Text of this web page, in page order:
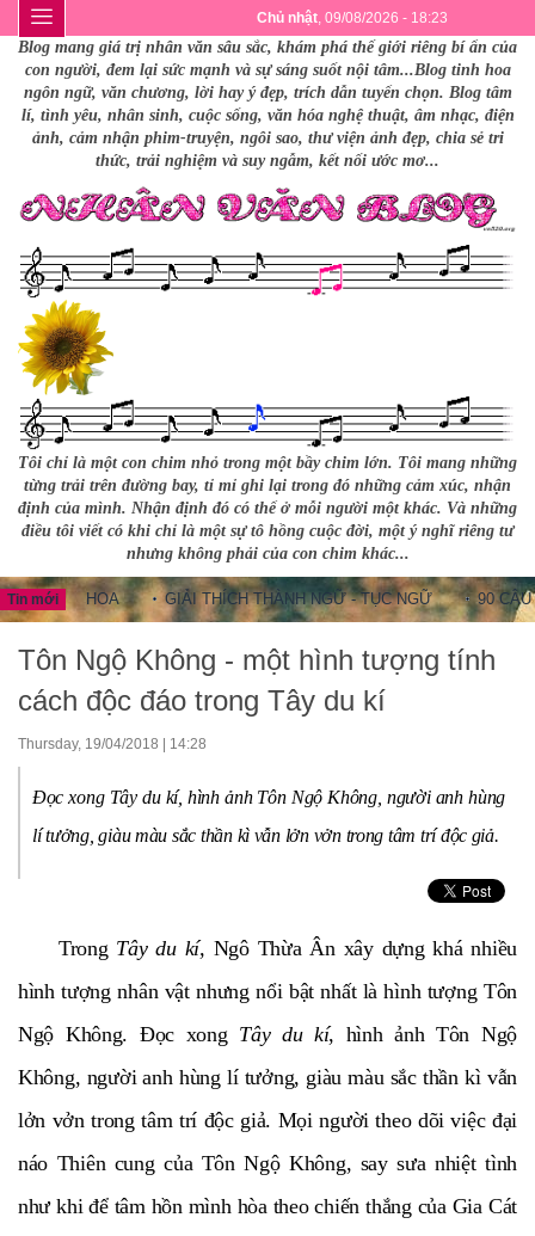
Chủ nhật, 09/08/2026 - 18:23
Blog mang giá trị nhân văn sâu sắc, khám phá thế giới riêng bí ẩn của
con người, đem lại sức mạnh và sự sáng suốt nội tâm...Blog tinh hoa
ngôn ngữ, văn chương, lời hay ý đẹp, trích dẫn tuyển chọn. Blog tâm
lí, tình yêu, nhân sinh, cuộc sống, văn hóa nghệ thuật, âm nhạc, điện
ảnh, cảm nhận phim-truyện, ngôi sao, thư viện ảnh đẹp, chia sẻ tri
thức, trải nghiệm và suy ngẫm, kết nối ước mơ...
Tôi chỉ là một con chim nhỏ trong một bầy chim lớn. Tôi mang những
từng trải trên đường bay, tỉ mỉ ghi lại trong đó những cảm xúc, nhận
định của mình. Nhận định đó có thể ở mỗi người một khác. Và những
điều tôi viết có khi chỉ là một sự tô hồng cuộc đời, một ý nghĩ riêng tư
nhưng không phải của con chim khác...
Tin mớiHOA GIẢI THÍCH THÀNH NGỮ - TỤC NGỮ 90 CÂU
Tôn Ngộ Không - một hình tượng tính
cách độc đáo trong Tây du kí
Thursday, 19/04/2018 | 14:28
Đọc xong Tây du kí, hình ảnh Tôn Ngộ Không, người anh hùng
lí tưởng, giàu màu sắc thần kì vẫn lởn vởn trong tâm trí độc giả.
Trong Tây du kí, Ngô Thừa Ân xây dựng khá nhiều
hình tượng nhân vật nhưng nổi bật nhất là hình tượng Tôn
Ngộ Không. Đọc xong Tây du kí, hình ảnh Tôn Ngộ
Không, người anh hùng lí tưởng, giàu màu sắc thần kì vẫn
lởn vởn trong tâm trí độc giả. Mọi người theo dõi việc đại
náo Thiên cung của Tôn Ngộ Không, say sưa nhiệt tình
như khi để tâm hồn mình hòa theo chiến thắng của Gia Cát